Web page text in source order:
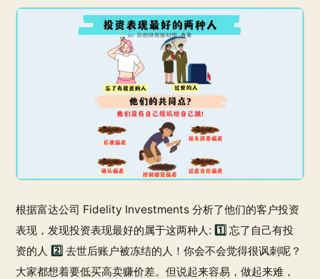
根据富达公司 Fidelity Investments 分析了他们的客户投资
表现，发现投资表现最好的属于这两种人: 1️⃣ 忘了自己有投
资的人 2️⃣ 去世后账户被冻结的人！你会不会觉得很讽刺呢？
大家都想着要低买高卖赚价差。但说起来容易，做起来难，